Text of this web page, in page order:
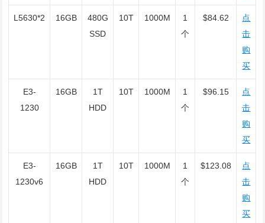
L5630*2 16GB
480G
SSD
10T 1000M
1
个
$84.62
点
击
购
买
E3-
1230
16GB
1T
HDD
10T 1000M
1
个
$96.15
点
击
购
买
E3-
1230v6
16GB
1T
HDD
10T 1000M
1
个
$123.08
点
击
购
买